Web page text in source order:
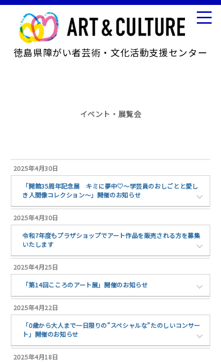
徳島県障がい者芸術・文化活動支援センター
イベント・展覧会
2025年4月30日
「開館35周年記念展 キミに夢中♡～学芸員のおしごとと愛し
き人間像コレクション～」開催のお知らせ
2025年4月30日
令和7年度もプラザショップでアート作品を販売される方を募集
いたします
2025年4月25日
「第14回こころのアート展」開催のお知らせ
2025年4月22日
「0歳から大人まで一日限りの”スペシャルな”たのしいコンサー
ト」開催のお知らせ
2025年4月18日